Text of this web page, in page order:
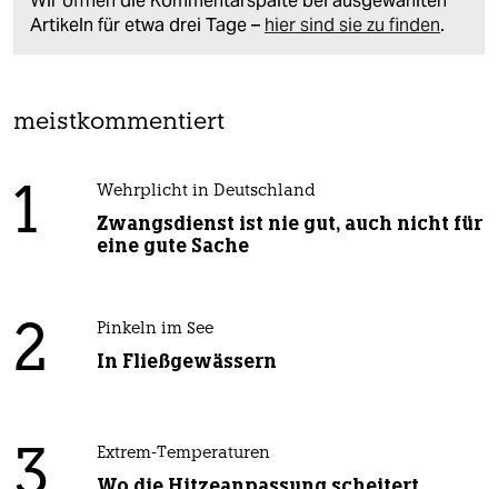
Artikeln für etwa drei Tage – hier sind sie zu finden.
meistkommentiert
1 Wehrplicht in Deutschland
Zwangsdienst ist nie gut, auch nicht für
eine gute Sache
2 Pinkeln im See
In Fließgewässern
Extrem-Temperaturen